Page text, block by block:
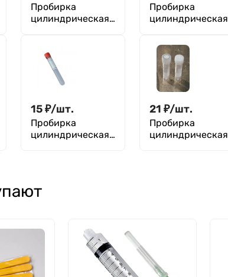
Пробирка
цилиндрическая
крышкой и
делениями,
стерильная, п/с,
Aptaca
Пробирка
цилиндрическая
крышкой, без
делений,
стерильная, п/с,
Aptaca
15₽/шт.
Пробирка
цилиндрическая
делений, п/п,
21 ₽/шт.
Пробирка
цилиндрическая